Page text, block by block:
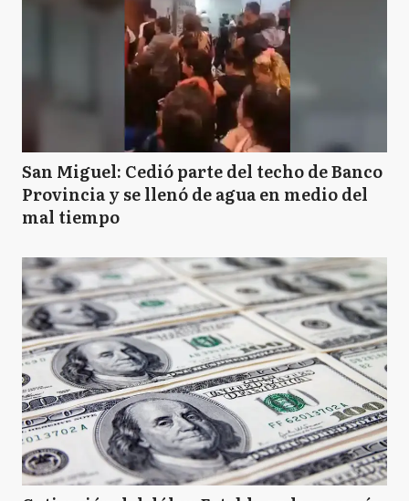
San Miguel: Cedió parte del techo de Banco
Provincia y se llenó de agua en medio del
mal tiempo